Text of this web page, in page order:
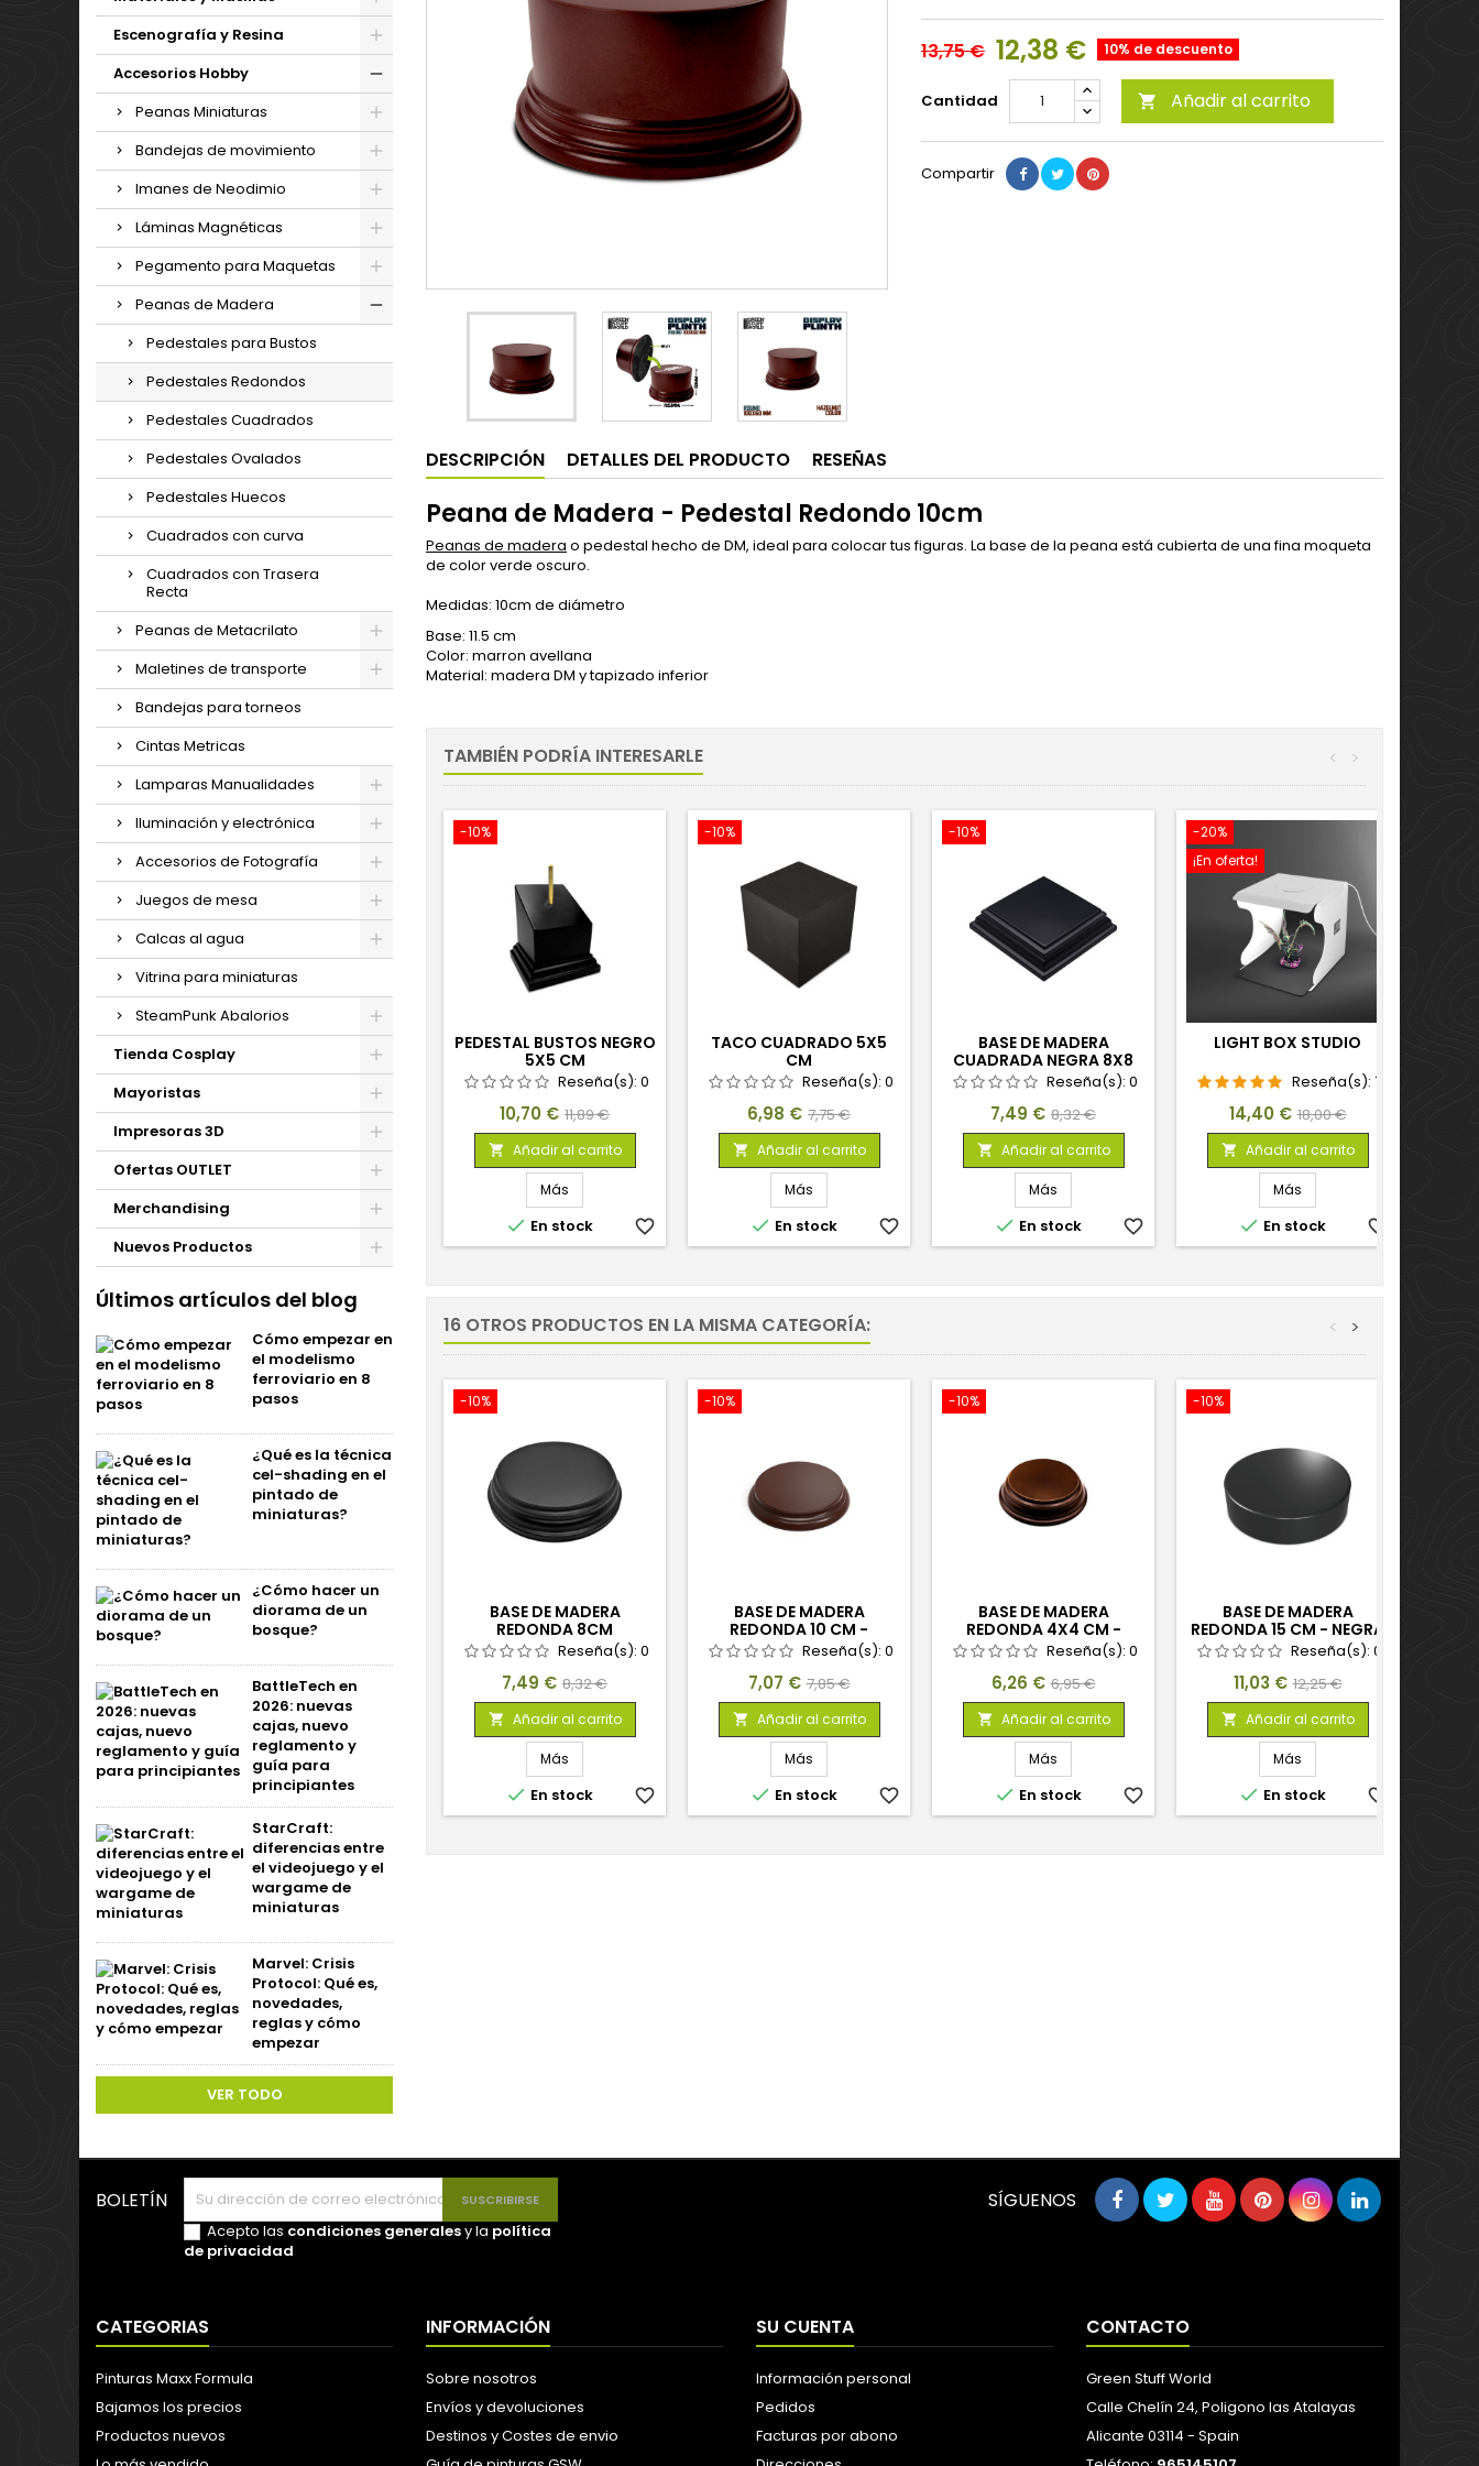
Escenografía y Resina
Accesorios Hobby
Peanas Miniaturas
Bandejas de movimiento
Imanes de Neodimio
Láminas Magnéticas
Pegamento para Maquetas
Peanas de Madera
Pedestales para Bustos
Pedestales Redondos
Pedestales Cuadrados
Pedestales Ovalados
Pedestales Huecos
Cuadrados con curva
Cuadrados con Trasera
Recta
Peanas de Metacrilato
Maletines de transporte
Bandejas para torneos
Cintas Metricas
Lamparas Manualidades
Iluminación y electrónica
Accesorios de Fotografía
Juegos de mesa
Calcas al agua
Vitrina para miniaturas
SteamPunk Abalorios
Tienda Cosplay
Mayoristas
Impresoras 3D
Ofertas OUTLET
Merchandising
Nuevos Productos
Últimos artículos del blog
Cómo empezar en
el modelismo
ferroviario en 8
pasos
¿Qué es la técnica
cel-shading en el
pintado de
miniaturas?
¿Cómo hacer un
diorama de un
bosque?
BattleTech en
2026: nuevas
cajas, nuevo
reglamento y
guía para
principiantes
StarCraft:
diferencias entre
el videojuego y el
wargame de
miniaturas
Marvel: Crisis
Protocol: Qué es,
novedades,
reglas y cómo
empezar
VER TODO
13,75 € 12,38 € 10% de descuento
Cantidad  Añadir al carrito
Compartir
DESCRIPCIÓN DETALLES DEL PRODUCTO RESEÑAS
Peana de Madera - Pedestal Redondo 10cm
Peanas de madera o pedestal hecho de DM, ideal para colocar tus figuras. La base de la peana está cubierta de una fina moqueta
de color verde oscuro.
Medidas: 10cm de diámetro
Base: 11.5 cm
Color: marron avellana
Material: madera DM y tapizado inferior
TAMBIÉN PODRÍA INTERESARLE >
<
-10%
PEDESTAL BUSTOS NEGRO
5X5 CM
Reseña(s): 0
Precio
10,70 € Precio
base
11,89 €
 Añadir al carrito
Más
 En stock favorite_border
-10%
TACO CUADRADO 5X5
CM
Reseña(s): 0
Precio
6,98 € Precio
base
7,75 €
 Añadir al carrito
Más
 En stock favorite_border
-10%
BASE DE MADERA
CUADRADA NEGRA 8X8
CMReseña(s): 0
Precio
7,49 € Precio
base
8,32 €
 Añadir al carrito
Más
 En stock favorite_border
-20%
¡En oferta!
LIGHT BOX STUDIO
Reseña(s): 7
Precio
14,40 € Precio
base
18,00 €
 Añadir al carrito
Más
 En stock favorite_border
16 OTROS PRODUCTOS EN LA MISMA CATEGORÍA: >
<
-10%
BASE DE MADERA
REDONDA 8CM
Reseña(s): 0
Precio
7,49 € Precio
base
8,32 €
 Añadir al carrito
Más
 En stock favorite_border
-10%
BASE DE MADERA
REDONDA 10 CM -
AVELLANAReseña(s): 0
Precio
7,07 € Precio
base
7,85 €
 Añadir al carrito
Más
 En stock favorite_border
-10%
BASE DE MADERA
REDONDA 4X4 CM -
AVELLANAReseña(s): 0
Precio
6,26 € Precio
base
6,95 €
 Añadir al carrito
Más
 En stock favorite_border
-10%
BASE DE MADERA
REDONDA 15 CM - NEGRA
Reseña(s): 0
Precio
11,03 € Precio
base
12,25 €
 Añadir al carrito
Más
 En stock favorite_border
BOLETÍN
Acepto las condiciones generalesy la política
de privacidad
SÍGUENOS
CATEGORIAS
Pinturas Maxx Formula
Bajamos los precios
Productos nuevos
INFORMACIÓN
Sobre nosotros
Envíos y devoluciones
Destinos y Costes de envio
SU CUENTA
Información personal
Pedidos
Facturas por abono
CONTACTO
Green Stuff World
Calle Chelín 24, Poligono las Atalayas
Alicante 03114 - Spain